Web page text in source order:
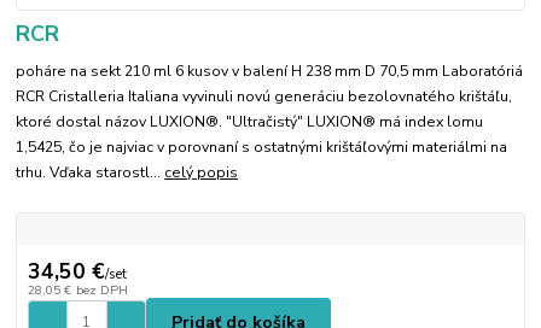
RCR
poháre na sekt 210 ml 6 kusov v balení H 238 mm D 70,5 mm Laboratóriá
RCR Cristalleria Italiana vyvinuli novú generáciu bezolovnatého krištáľu,
ktoré dostal názov LUXION®. "Ultračistý" LUXION® má index lomu
1,5425, čo je najviac v porovnaní s ostatnými krištáľovými materiálmi na
trhu. Vďaka starostl... celý popis
34,50 €/set
28,05 € bez DPH
Pridať do košíka